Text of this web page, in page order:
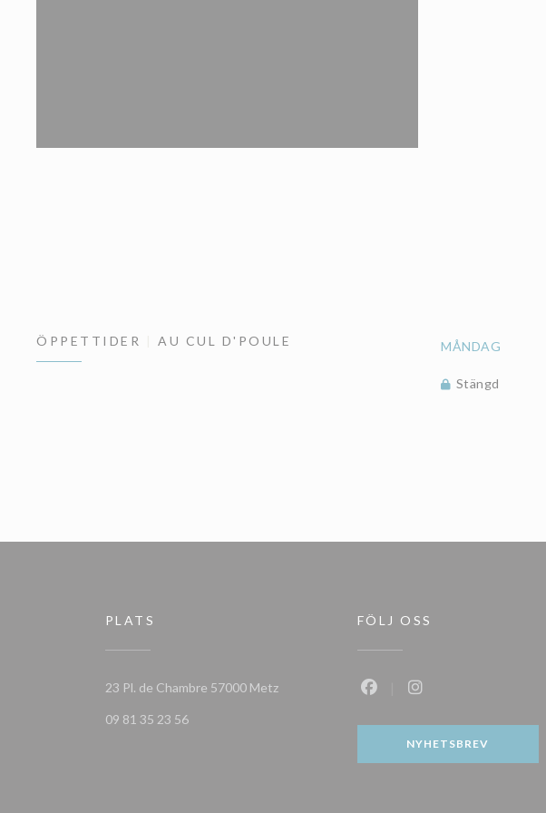
ÖPPETTIDER AU CUL D'POULE MÅNDAG
Stängd
PLATS
23 Pl. de Chambre 57000 Metz((öppnas i ett nytt fönster))
09 81 35 23 56
FÖLJ OSS
NYHETSBREV